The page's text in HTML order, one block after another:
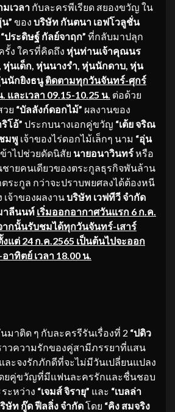
เวลา กับละครพีเรียด สยองขวัญ ใน
” ของ บริษัท กันตนา เอฟโวลูชั่น
“ประดิษฐ์ กัลย์จาฤก” ที่กลับมาปลุก
ง ใครที่คิดถึง หุ่นท่านเจ้าคุณนร
นเด็ก, หุ่นนางรำ, หุ่นนักดาบ, หุ่น
นักยิงธนูติดตามทุกวันจันทร์-ศุกร์
และเวลา 09.15-10.25 น. ต่อด้วย
ย “บัลลังก์ดอกไม้” ผลงานของ
โอ้” ประกบนางเอกคู่ขวัญ “เต้ย จริณ
มพู เจ้าของไร่ดอกไม้เล็กๆ นาม “อุ่น
าไปช่วยดัดนิสัย นายอนาวินทร์หรือ
ายคนเดียวของตระกูลธุรกิจพันล้าน
ระกูล กว่าจะปราบพยศลงได้ต้องหนี
จ้าของผลงานบริษัท เวฟทีวี จำกัด
าลีนนท์ เริ่มออกอากาศวันแรก 6 ก.ค.
ากนั้นรับชมได้ทุกวันจันทร์-เสาร์
งแต่ 24 ก.ค.2565 เป็นต้นไปจะออก
ทิตย์ เวลา 18.00 น.
มาติด ๆ กับละครรีรันเรื่องที่ 2 “ปดิว
าวความรักของคู่สามีภรรยาที่แสน
ละจงรักภักดีที่จะไม่มีวันเปลี่ยนแปลง
ยคู่ขวัญที่มีแฟนละครรักและชื่นชอบ
ะหว่าง “เจมส์ จิรายุ” และ “เบลล่า
ษัท กู๊ด ฟีลลิ่ง จำกัดโดย “คิง สมจริง